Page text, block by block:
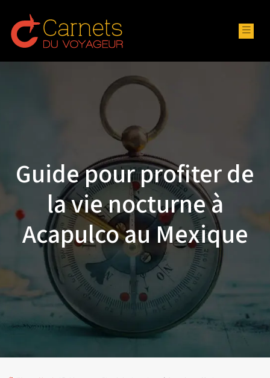
Guide pour profiter de
la vie nocturne à
Acapulco au Mexique